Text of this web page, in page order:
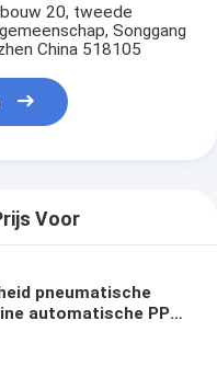
20, tweede
Songgang
China 518105
Voor
pneumatische
automatische PP